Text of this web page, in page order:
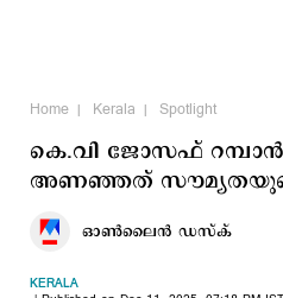
Home Kerala Spotlight
കെ.വി ജോസഫ്
അണഞ്ഞത് സൗമ്യതയുടെ
ഓണ്‍ലൈന്‍ ഡസ്ക്
KERALA